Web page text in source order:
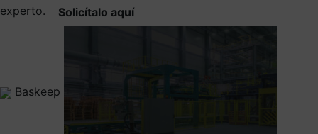
experto.
Solicítalo aquí
Baskeep